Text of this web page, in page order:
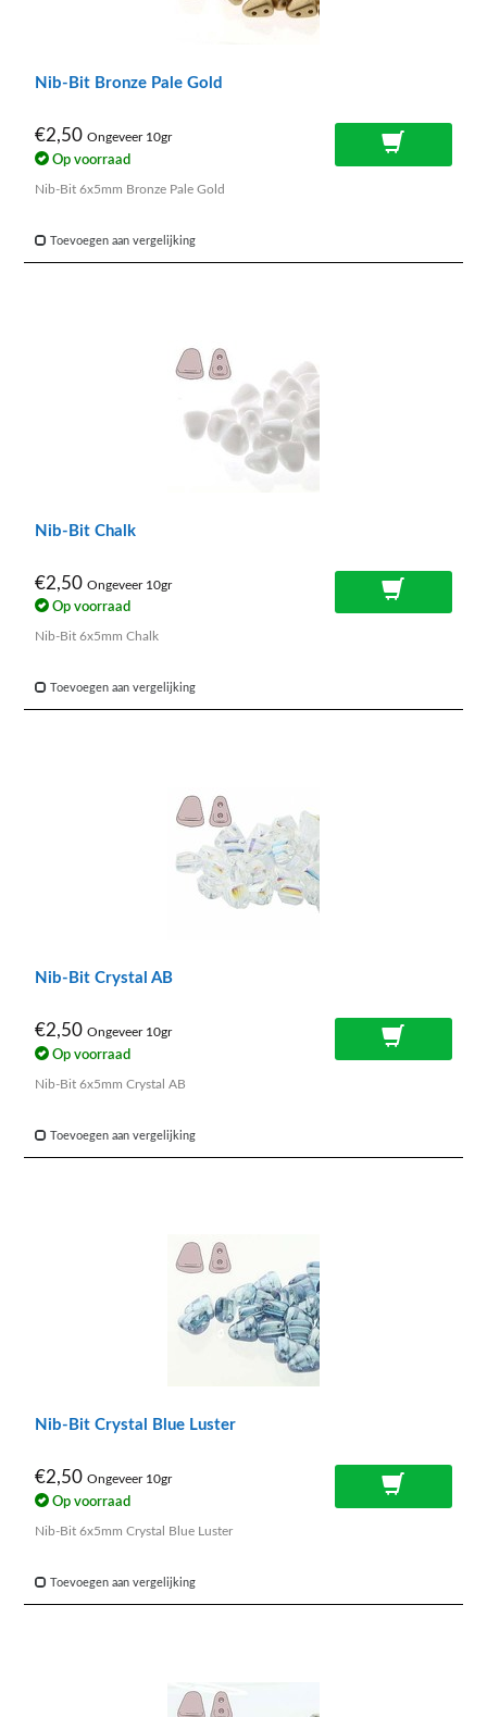
Nib-Bit Bronze Pale Gold
€2,50 Ongeveer 10gr
Op voorraad
Nib-Bit 6x5mm Bronze Pale Gold
Toevoegen aan vergelijking
Nib-Bit Chalk
€2,50 Ongeveer 10gr
Op voorraad
Nib-Bit 6x5mm Chalk
Toevoegen aan vergelijking
Nib-Bit Crystal AB
€2,50 Ongeveer 10gr
Op voorraad
Nib-Bit 6x5mm Crystal AB
Toevoegen aan vergelijking
Nib-Bit Crystal Blue Luster
€2,50 Ongeveer 10gr
Op voorraad
Nib-Bit 6x5mm Crystal Blue Luster
Toevoegen aan vergelijking